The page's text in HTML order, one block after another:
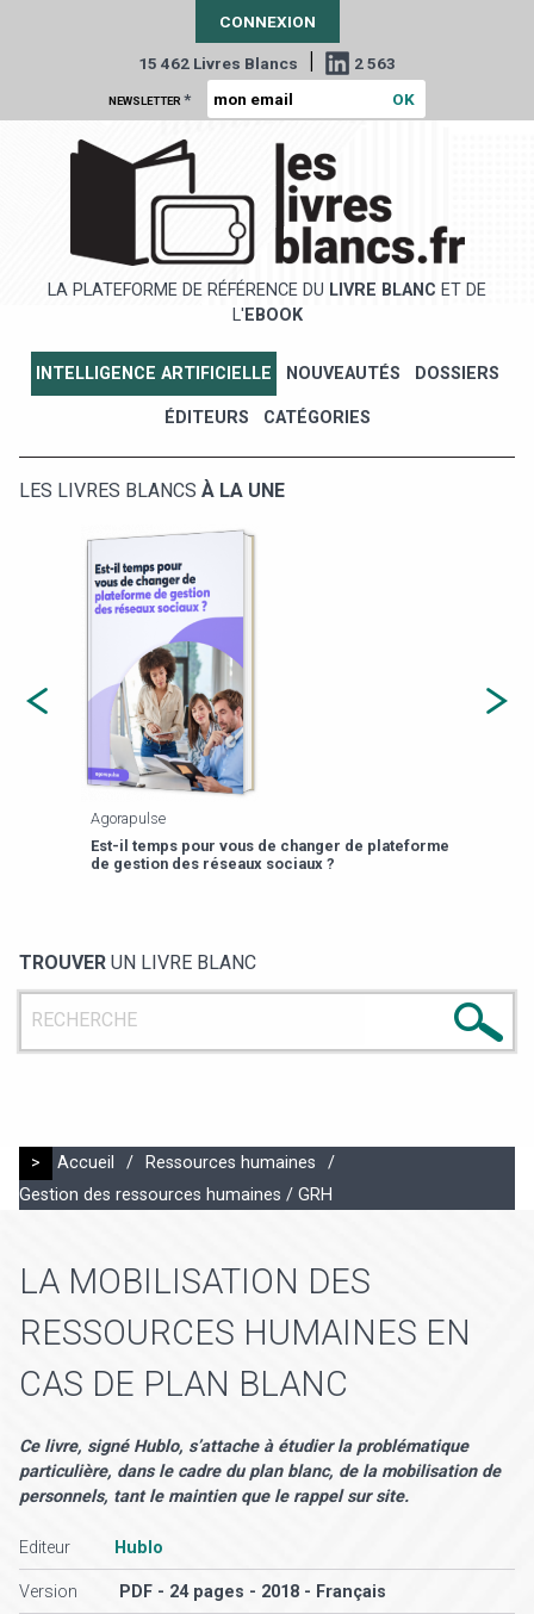
CONNEXION
15 462 Livres Blancs | 2 563
NEWSLETTER *
LA PLATEFORME DE RÉFÉRENCE DU LIVRE BLANC ET DE
L' EBOOK
INTELLIGENCE ARTIFICIELLE NOUVEAUTÉS DOSSIERS
ÉDITEURS CATÉGORIES
LES LIVRES BLANCS À LA UNE
Agorapulse
Est-il temps pour vous de changer de plateforme
de gestion des réseaux sociaux ?
TROUVER UN LIVRE BLANC
> Accueil / Ressources humaines
/
Gestion des ressources humaines / GRH
LA MOBILISATION DES
RESSOURCES HUMAINES EN
CAS DE PLAN BLANC
Ce livre, signé Hublo, s’attache à étudier la problématique
particulière, dans le cadre du plan blanc, de la mobilisation de
personnels, tant le maintien que le rappel sur site.
Editeur Hublo
Version PDF - 24 pages - 2018 - Français